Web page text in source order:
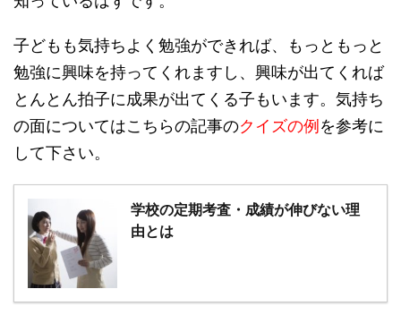
子どもも気持ちよく勉強ができれば、もっともっと
勉強に興味を持ってくれますし、興味が出てくれば
とんとん拍子に成果が出てくる子もいます。気持ち
の面についてはこちらの記事のクイズの例 を参考に
して下さい。
学校の定期考査・成績が伸びない理
由とは